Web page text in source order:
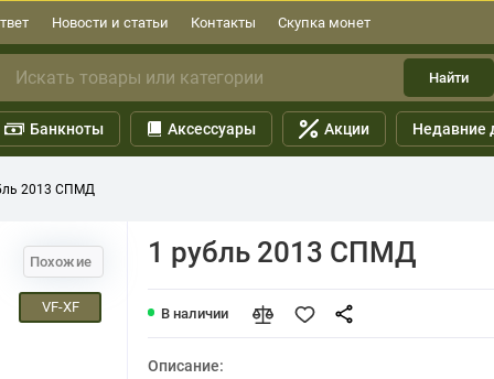
Новости и статьи Контакты Скупка монет
Найти
Банкноты Аксессуары Акции Недавние
2013 СПМД
Похожие
VF-XF
1 рубль 2013 СПМД
В наличии
Описание: